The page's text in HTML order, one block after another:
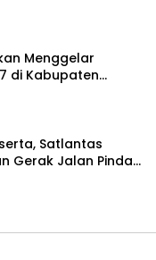
Menggelar
di Kabupaten
Satlantas
Gerak Jalan Pindah